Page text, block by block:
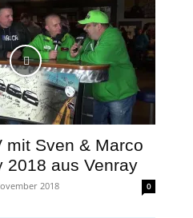
mit Sven & Marco
2018 aus Venray
2018 0